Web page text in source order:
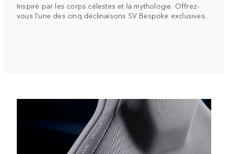
Inspiré par les corps célestes et la mythologie. Offrez-
vous l’une des cinq déclinaisons SV Bespoke exclusives.